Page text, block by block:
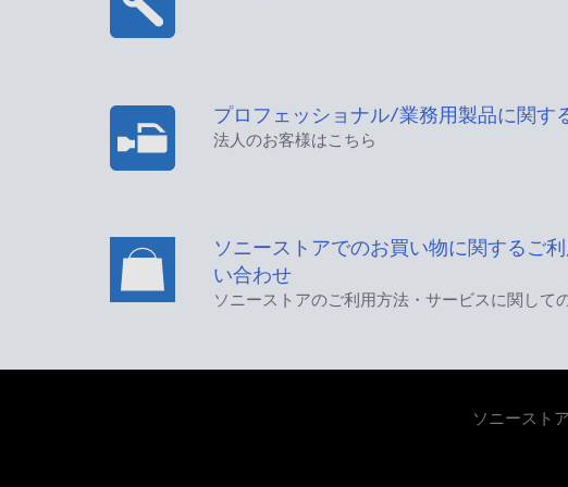
プロフェッショナル/業務用製品に関す
法人のお客様はこちら
ソニーストアでのお買い物に関するご
い合わせ
ソニーストアのご利用方法・サービスに関して
ソニースト